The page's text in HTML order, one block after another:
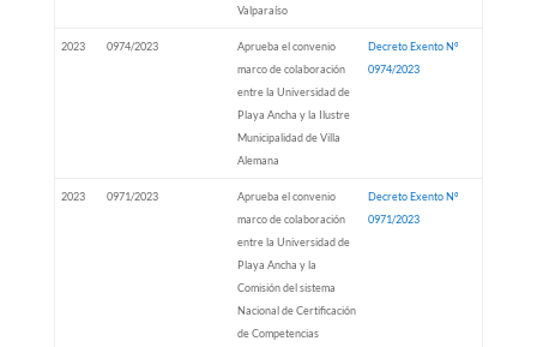
Valparaíso
2023 0974/2023
Aprueba el convenio
marco de colaboración
entre la Universidad de
Playa Ancha y la Ilustre
Municipalidad de Villa
Alemana
Decreto Exento Nº
0974/2023
2023 0971/2023
Aprueba el convenio
marco de colaboración
entre la Universidad de
Playa Ancha y la
Comisión del sistema
Nacional de Certificación
de Competencias
Decreto Exento Nº
0971/2023